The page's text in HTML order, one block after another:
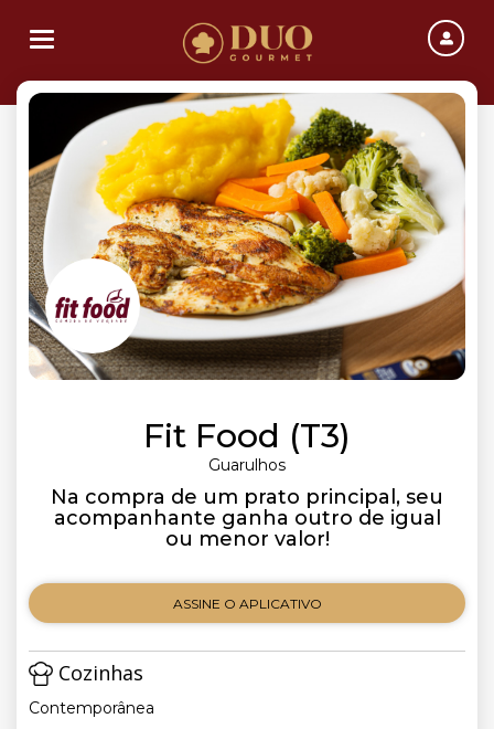
Toggle navigation
Fit Food (T3)
Guarulhos
Na compra de um prato principal, seu
acompanhante ganha outro de igual
ou menor valor!
ASSINE O APLICATIVO
Cozinhas
Contemporânea